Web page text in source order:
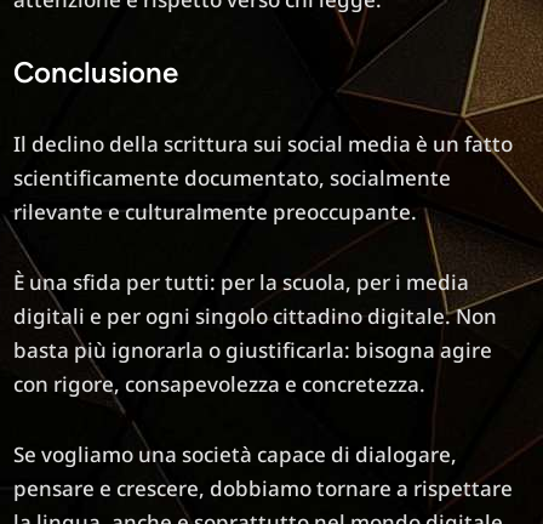
Conclusione
Il declino della scrittura sui social media è un fatto
scientificamente documentato, socialmente
rilevante e culturalmente preoccupante.
È una sfida per tutti: per la scuola, per i media
digitali e per ogni singolo cittadino digitale. Non
basta più ignorarla o giustificarla: bisogna agire
con rigore, consapevolezza e concretezza.
Se vogliamo una società capace di dialogare,
pensare e crescere, dobbiamo tornare a rispettare